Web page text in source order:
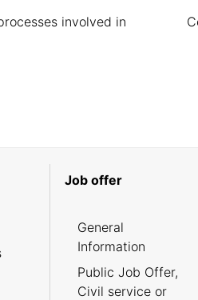
involved in
Job offer
General
Information
Public Job Offer,
Civil service or